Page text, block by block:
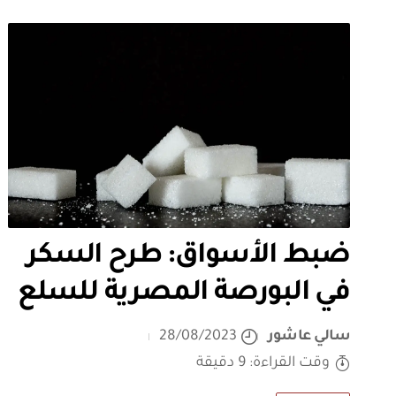
ضبط الأسواق: طرح السكر
في البورصة المصرية للسلع
سالي عاشور
28/08/2023
وقت القراءة: 9 دقيقة